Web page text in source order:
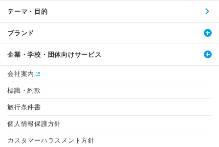
テーマ・目的
ブランド
企業・学校・団体向けサービス
会社案内
標識・約款
旅行条件書
個人情報保護方針
カスタマーハラスメント方針